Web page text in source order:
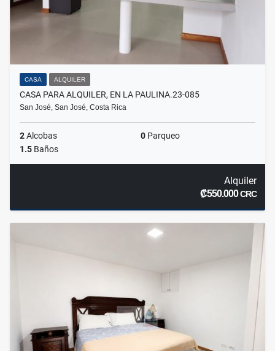
CASA ALQUILER
CASA PARA ALQUILER, EN LA PAULINA.23-085
San José, San José, Costa Rica
2Alcobas 0 Parqueo
1.5 Baños
Alquiler
₡550.000CRC